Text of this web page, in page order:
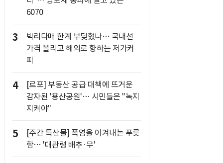
6070
3
박리다매 한계 부딪혔나… 국내선
가격 올리고 해외로 향하는 저가커
피
4
[르포] 부동산 공급 대책에 뜨거운
감자된 '용산공원'… 시민들은 "녹지
지켜야"
5
[주간 특산물] 폭염을 이겨내는 푸릇
함… '대관령 배추·무'